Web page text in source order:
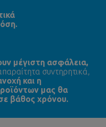
μέγιστη ασφάλεια,
συντηρητικά,
και η
μας θα
βάθος χρόνου.